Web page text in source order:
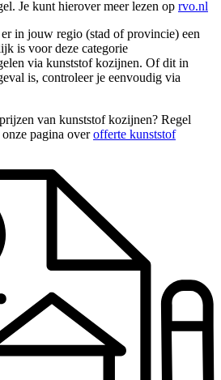
Je kunt hierover meer lezen op rvo.nl
in jouw regio (stad of provincie) een
is voor deze categorie
via kunststof kozijnen. Of dit in
is, controleer je eenvoudig via
van kunststof kozijnen? Regel
pagina overofferte kunststof